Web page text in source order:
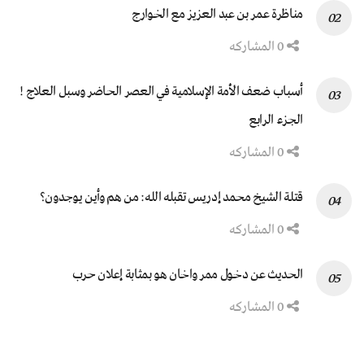
مناظرة عمر بن عبد العزيز مع الخوارج
أسباب ضعف الأمة الإسلامية في العصر الحاضر وسبل العلاج !
الجزء الرابع
قتلة الشيخ محمد إدريس تقبله الله: من هم وأين يوجدون؟
الحديث عن دخول ممر واخان هو بمثابة إعلان حرب